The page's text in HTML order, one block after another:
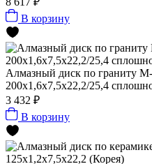
В корзину
Алмазный диск по граниту
200x1,6x7,5x22,2/25,4
3 432 ₽
В корзину